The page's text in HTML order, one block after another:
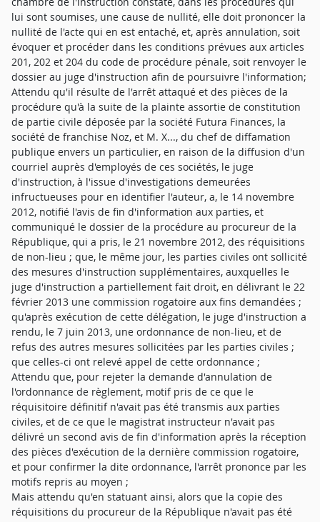
lui sont soumises, une cause de nullité, elle doit prononcer la
nullité de l'acte qui en est entaché, et, après annulation, soit
évoquer et procéder dans les conditions prévues aux articles
201, 202 et 204 du code de procédure pénale, soit renvoyer le
dossier au juge d'instruction afin de poursuivre l'information;
Attendu qu'il résulte de l'arrêt attaqué et des pièces de la
procédure qu'à la suite de la plainte assortie de constitution
de partie civile déposée par la société Futura Finances, la
société de franchise Noz, et M. X..., du chef de diffamation
publique envers un particulier, en raison de la diffusion d'un
courriel auprès d'employés de ces sociétés, le juge
d'instruction, à l'issue d'investigations demeurées
infructueuses pour en identifier l'auteur, a, le 14 novembre
2012, notifié l'avis de fin d'information aux parties, et
communiqué le dossier de la procédure au procureur de la
République, qui a pris, le 21 novembre 2012, des réquisitions
de non-lieu ; que, le même jour, les parties civiles ont sollicité
des mesures d'instruction supplémentaires, auxquelles le
juge d'instruction a partiellement fait droit, en délivrant le 22
février 2013 une commission rogatoire aux fins demandées ;
qu'après exécution de cette délégation, le juge d'instruction a
rendu, le 7 juin 2013, une ordonnance de non-lieu, et de
refus des autres mesures sollicitées par les parties civiles ;
que celles-ci ont relevé appel de cette ordonnance ;
Attendu que, pour rejeter la demande d'annulation de
l'ordonnance de règlement, motif pris de ce que le
réquisitoire définitif n'avait pas été transmis aux parties
civiles, et de ce que le magistrat instructeur n'avait pas
délivré un second avis de fin d'information après la réception
des pièces d'exécution de la dernière commission rogatoire,
et pour confirmer la dite ordonnance, l'arrêt prononce par les
motifs repris au moyen ;
Mais attendu qu'en statuant ainsi, alors que la copie des
réquisitions du procureur de la République n'avait pas été